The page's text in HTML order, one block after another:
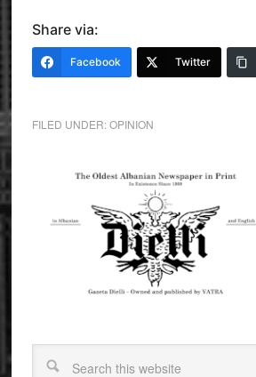
Share via:
Facebook Twitter
FILED UNDER:OPINION